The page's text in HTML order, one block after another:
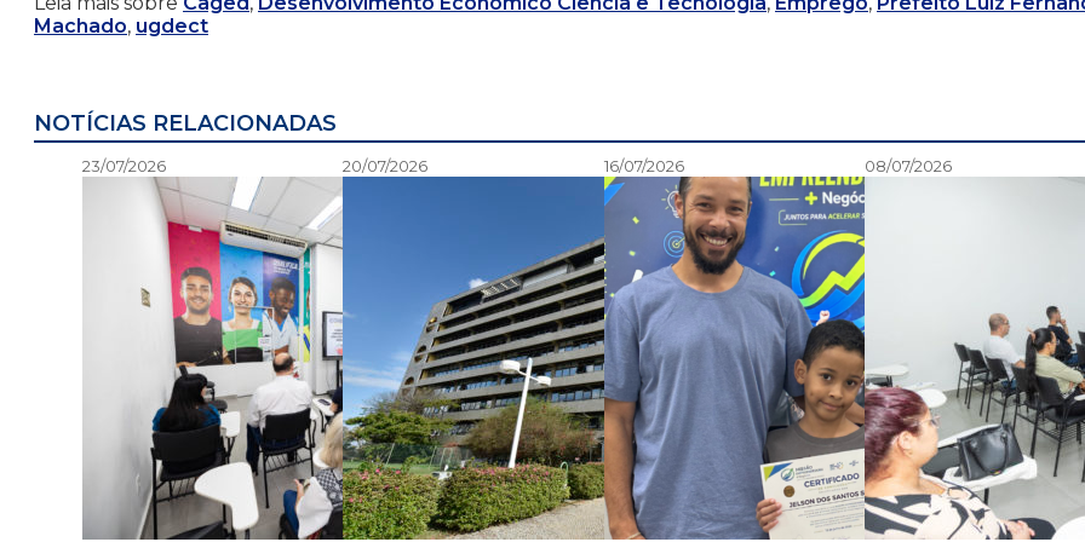
Machado, ugdect
NOTÍCIAS RELACIONADAS
23/07/2026 20/07/2026 16/07/2026 08/07/2026